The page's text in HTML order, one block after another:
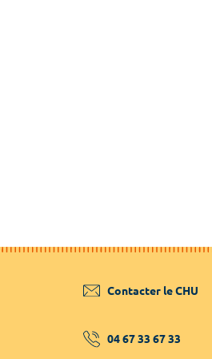
Contacter le CHU
04 67 33 67 33